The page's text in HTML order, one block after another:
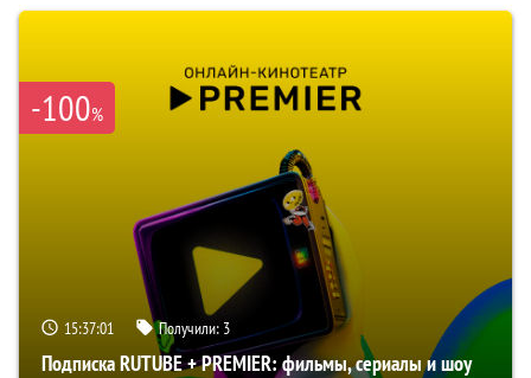
-100%
15:37:00 Получили: 3
Подписка RUTUBE + PREMIER: фильмы, сериалы и шоу